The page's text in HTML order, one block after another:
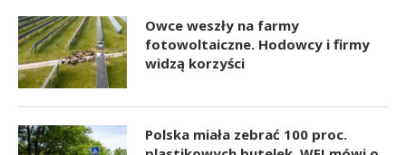
Owce weszły na farmy
fotowoltaiczne. Hodowcy i firmy
widzą korzyści
Polska miała zebrać 100 proc.